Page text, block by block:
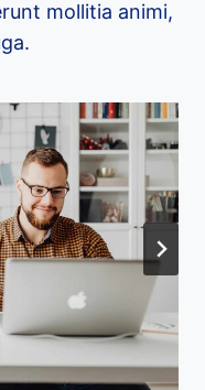
mollitia animi,